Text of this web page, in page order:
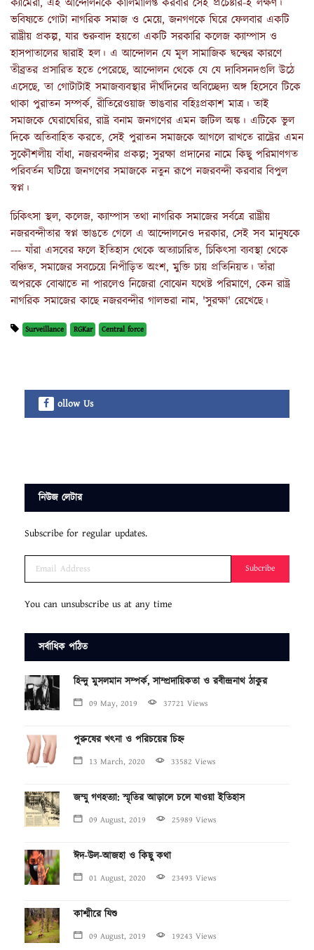
ভবিষ্যতে গোটা নাগরিক সমাজ ও মেয়ে, জনগণকে ঘিরে ফেলবার একটি
রাষ্ট্রীয় প্রকল্প, যার শুরুবাদ হয়তো একটি সরকারি কলেজ ক্যাম্পাস ও
হাসপাতালের দ্বারাই হল। এ আন্দোলন যে মূল সামাজিক দ্বন্দ্বের কারণে
তীব্রতর প্রসারিত হতে পেরেছে, আন্দোলন থেকে যে যে দাবিসনদগুলি উঠে
এসেছে, তা গোটাটাই সমাজব্যবস্থার দীর্ঘদিনের অবিচ্ছেদ্য অঙ্গ হিসেবে টিকে
থাকা পুরাতন সম্পর্ক, রীতিরেওয়াজ ভাঙবার বহিঃপ্রকাশ মাত্র। তাই
সমাজকে ঘেরাঘেরির, রাষ্ট্র বনাম জনগণের এমন জটিল অঙ্ক। এটিকে ভুল
দিকে অতিবাহিত করতে, সেই পুরাতন সমাজকে আগলে রাখতে রাষ্ট্রের এমন
সুকৌশলীয় বাঁধা, নজরবন্দীর প্রকল্প; সুরক্ষা প্রদানের নামে কিছু পরিমাণগত
পরিবর্তন ঘটিয়ে জনগণের সমাজকে নতুন রূপে নজরবন্দী করবার বিপুল
স্বপ্ন।
চিকিৎসা স্থল, কলেজ, ক্যাম্পাস তথা নাগরিক সমাজের সর্বত্রে রাষ্ট্রীয়
নজরবন্দীতার স্বপ্ন ভাঙতে গেলে এ আন্দোলনেও দরকার, সেই সব মানুষকে
--- যাঁরা এসবের ফলে ইতিহাস থেকে অত্যাচারিত, চিকিৎসা ব্যবস্থা থেকে
বঞ্চিত, সমাজের সবচেয়ে নিপীড়িত অংশ, মুক্তি চায় প্রতিনিয়ত। তাঁরা
অপরকে বোঝাতে না পারলেও নিজেরা বোঝেন যথেষ্ট পরিমাণে, কেন রাষ্ট্র
নাগরিক সমাজের কাছে নজরবন্দীর গালভরা নাম, 'সুরক্ষা' রেখেছে।
Surveillance RGKar Central force
ollow Us
নিউজ লেটার
Subscribe for regular updates.
Subcribe
You can unsubscribe us at any time
সর্বাধিক পঠিত
হিন্দু মুসলমান সম্পর্ক, সাম্প্রদায়িকতা ও রবীন্দ্রনাথ ঠাকুর
09 May, 2019 37721 Views
পুরুষের খৎনা ও পরিচয়ের চিহ্ন
13 March, 2020 33582 Views
জম্মু গণহত্যা: স্মৃতির আড়ালে চলে যাওয়া ইতিহাস
09 August, 2019 25989 Views
ঈদ-উল-আজহা ও কিছু কথা
01 August, 2020 23493 Views
কাশ্মীরে যিশু
09 August, 2019 19243 Views